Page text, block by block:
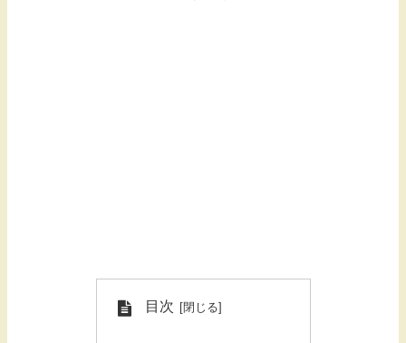
目次